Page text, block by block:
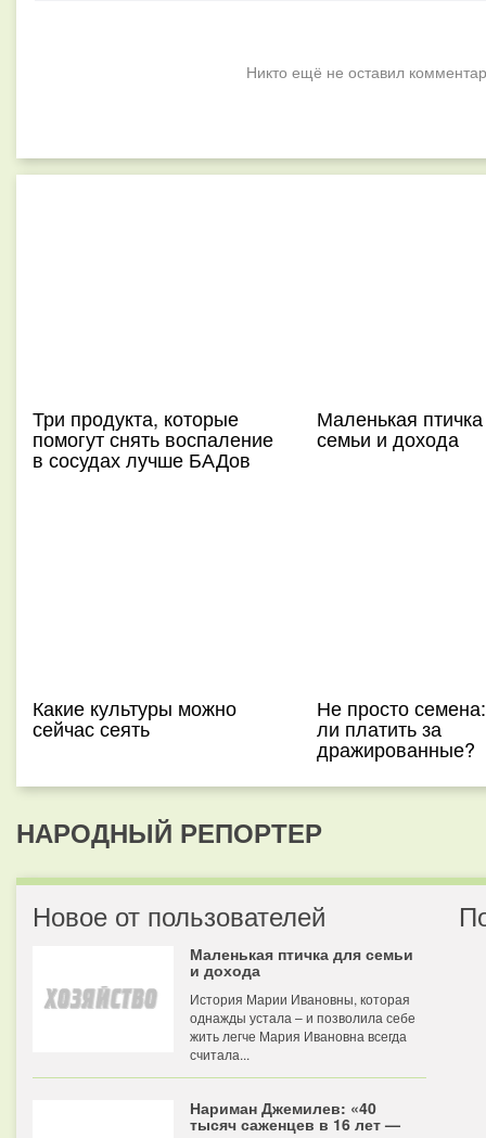
Никто ещё не оставил
Три продукта, которые
помогут снять воспаление
в сосудах лучше БАДов
Маленькая
семьи и дохода
Какие культуры можно
сейчас сеять
Не просто
ли платить за
дражированные?
НАРОДНЫЙ РЕПОРТЕР
Новое от пользователей
Маленькая птичка для семьи
и дохода
История Марии Ивановны, которая
однажды устала – и позволила себе
жить легче Мария Ивановна всегда
считала...
Нариман Джемилев: «40
тысяч саженцев в 16 лет —